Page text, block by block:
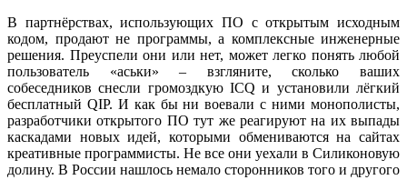
В партнёрствах, использующих ПО с открытым исходным
кодом, продают не программы, а комплексные инженерные
решения. Преуспели они или нет, может легко понять любой
пользователь «аськи» – взгляните, сколько ваших
собеседников снесли громоздкую ICQ и установили лёгкий
бесплатный QIP. И как бы ни воевали с ними монополисты,
разработчики открытого ПО тут же реагируют на их выпады
каскадами новых идей, которыми обмениваются на сайтах
креативные программисты. Не все они уехали в Силиконовую
долину. В России нашлось немало сторонников того и другого